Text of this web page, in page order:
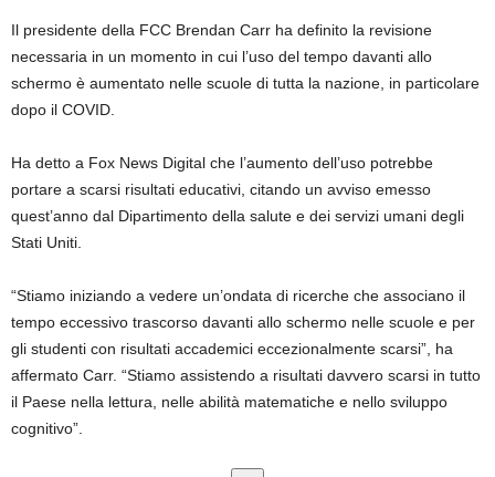
Il presidente della FCC Brendan Carr ha definito la revisione
necessaria in un momento in cui l’uso del tempo davanti allo
schermo è aumentato nelle scuole di tutta la nazione, in particolare
dopo il COVID.
Ha detto a Fox News Digital che l’aumento dell’uso potrebbe
portare a scarsi risultati educativi, citando un avviso emesso
quest’anno dal Dipartimento della salute e dei servizi umani degli
Stati Uniti.
“Stiamo iniziando a vedere un’ondata di ricerche che associano il
tempo eccessivo trascorso davanti allo schermo nelle scuole e per
gli studenti con risultati accademici eccezionalmente scarsi”, ha
affermato Carr. “Stiamo assistendo a risultati davvero scarsi in tutto
il Paese nella lettura, nelle abilità matematiche e nello sviluppo
cognitivo”.